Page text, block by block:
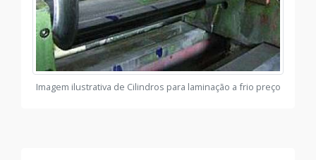
Imagem ilustrativa de Cilindros para laminação a frio preço